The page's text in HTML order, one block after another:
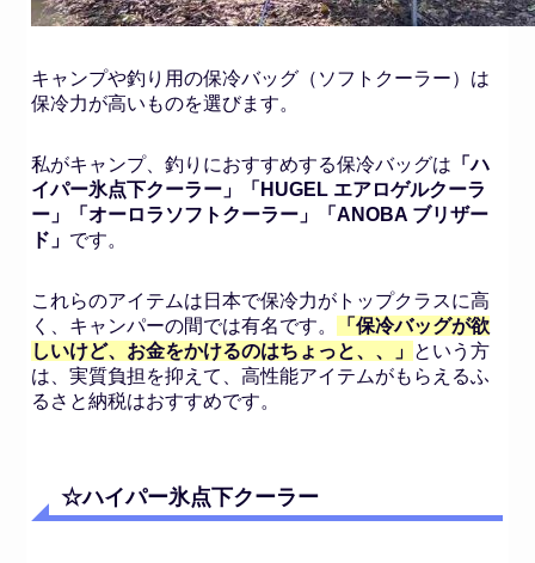
キャンプや釣り用の保冷バッグ（ソフトクーラー）は
保冷力が高いものを選びます。
私がキャンプ、釣りにおすすめする保冷バッグは 「ハ
イパー氷点下クーラー」「HUGEL エアロゲルクーラ
ー」「オーロラソフトクーラー」「ANOBA ブリザー
ド」 です。
これらのアイテムは日本で保冷力がトップクラスに高
く、キャンパーの間では有名です。
「保冷バッグが欲
しいけど、お金をかけるのはちょっと、、」 という方
は、実質負担を抑えて、高性能アイテムがもらえるふ
るさと納税はおすすめです。
☆ハイパー氷点下クーラー